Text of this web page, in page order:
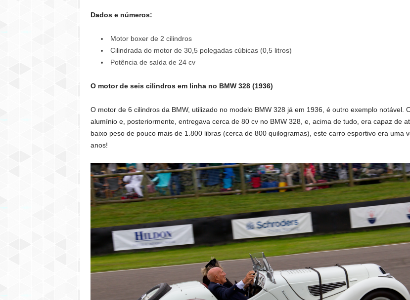
Dados e números:
Motor boxer de 2 cilindros
Cilindrada do motor de 30,5 polegadas cúbicas (0,5 litros)
Potência de saída de 24 cv
O motor de seis cilindros em linha no BMW328 (1936)
O motor de 6 cilindros da BMW, utilizado no modelo BMW328 já em 1936, é outro exemplo notável.
alumínio e, posteriormente, entregava cerca de 80 cv no BMW328, e, acima de tudo, era capaz de
baixo peso de pouco mais de 1.800 libras (cerca de 800 quilogramas), este carro esportivo era uma
anos!